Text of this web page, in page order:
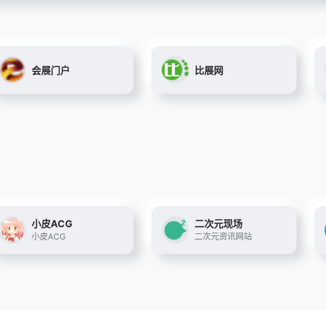
会展门户 比展网
小皮ACG
小皮ACG
二次元现场
二次元资讯网站